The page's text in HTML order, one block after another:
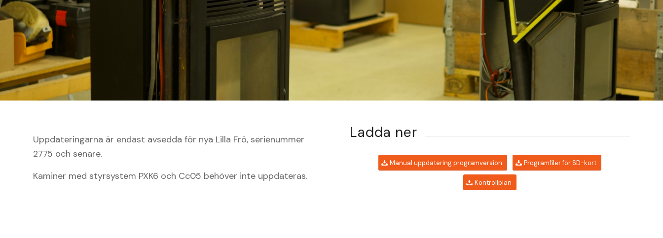
Uppdateringarna är endast avsedda för nya Lilla Frö, serienummer
2775 och senare.
Kaminer med styrsystem PXK6 och Cc05 behöver inte uppdateras.
Ladda ner
Manual uppdatering programversion Programfiler för SD-kort
Kontrollplan